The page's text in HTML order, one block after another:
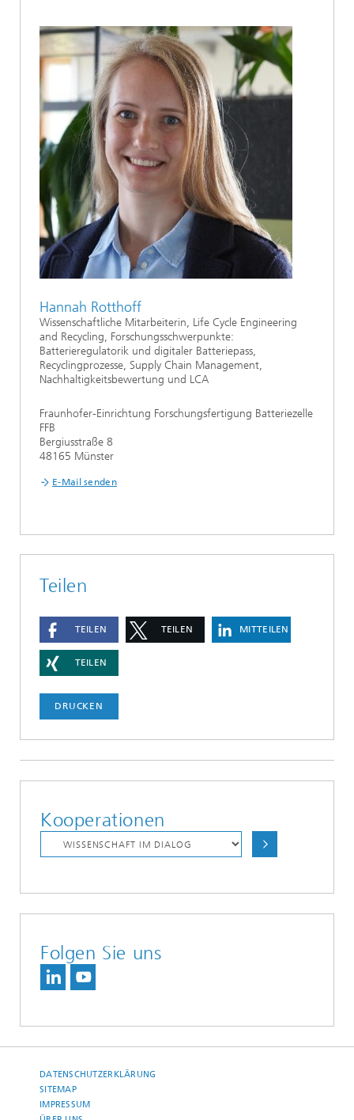
Hannah Rotthoff
Wissenschaftliche Mitarbeiterin, Life Cycle Engineering
and Recycling, Forschungsschwerpunkte:
Batterieregulatorik und digitaler Batteriepass,
Recyclingprozesse, Supply Chain Management,
Nachhaltigkeitsbewertung und LCA
Fraunhofer-Einrichtung Forschungsfertigung Batteriezelle
FFB
Bergiusstraße 8
48165 Münster
E-Mail senden
Teilen
TEILEN TEILEN MITTEILEN
TEILEN
DRUCKEN
Kooperationen
Folgen Sie uns
DATENSCHUTZERKLÄRUNG
SITEMAP
IMPRESSUM